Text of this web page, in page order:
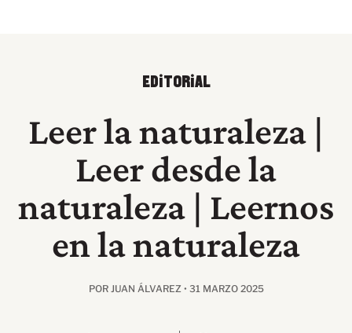
EDITORIAL
Leer la naturaleza |
Leer desde la
naturaleza | Leernos
en la naturaleza
POR JUAN ÁLVAREZ • 31 MARZO 2025